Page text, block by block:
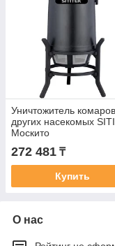
Уничтожитель
других насекомых
Москито
272 481 ₸
Купить
О нас